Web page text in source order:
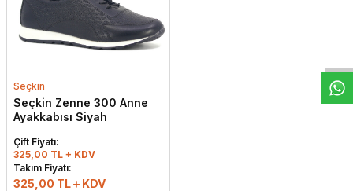
Seçkin
Seçkin Zenne 300 Anne
Ayakkabısı Siyah
Çift Fiyatı:
325,00 TL + KDV
Takım Fiyatı:
325,00 TL KDV